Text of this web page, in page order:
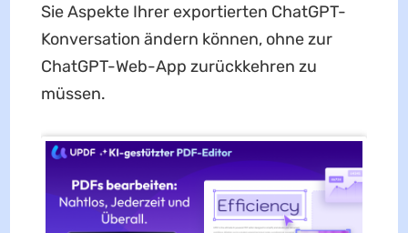
Sie Aspekte Ihrer exportierten ChatGPT-
Konversation ändern können, ohne zur
ChatGPT-Web-App zurückkehren zu
müssen.